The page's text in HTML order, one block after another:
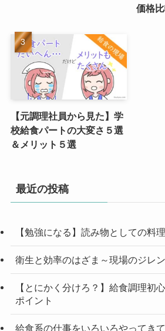
価格比
【元調理社員から見た】学
校給食パートの大変さ５選
＆メリット５選
最近の投稿
【勉強になる】読み物としての料
衛生と効率のはざま～現場のジレ
【とにかく分けろ？】給食調理初
ポイント
給食系の仕事をいろいろやってき